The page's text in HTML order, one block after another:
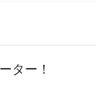
ター！